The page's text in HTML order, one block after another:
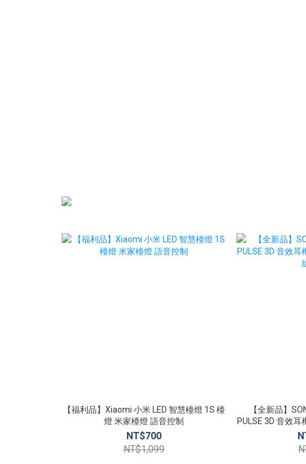
【福利品】Xiaomi 小米 LED 智慧檯燈 1S 檯
燈 米家檯燈 語音控制
NT$700
NT$1,099
【全新品】
PULSE 3D 音效耳